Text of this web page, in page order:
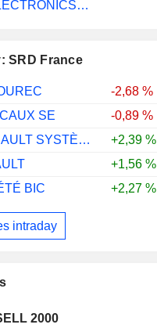
SAMSUNG ELECTRONICS CO., LTD.
SRD France
-2,68 %
SE -0,89 %
DASSAULT SYSTÈMES SE +2,39 %
+1,56 %
BIC +2,27 %
intraday
2000